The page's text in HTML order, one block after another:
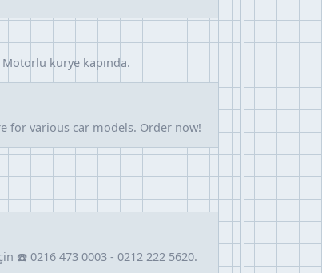
kurye kapında.
for various car models. Order now!
☎️ 0216 473 0003 - 0212 222 5620.